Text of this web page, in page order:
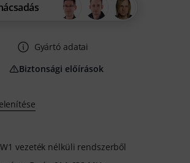
vezeték nélküli rendszerből
Gyártó adatai
Biztonsági előírások